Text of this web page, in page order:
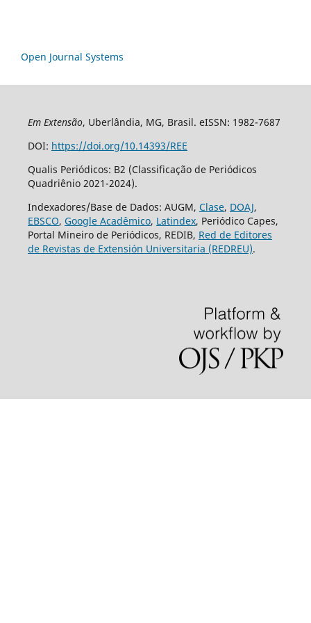
Open Journal Systems
Em Extensão, Uberlândia, MG, Brasil. eISSN: 1982-7687
DOI: https://doi.org/10.14393/REE
Qualis Periódicos: B2 (Classificação de Periódicos
Quadriênio 2021-2024).
Indexadores/Base de Dados: AUGM, Clase, DOAJ,
EBSCO, Google Acadêmico, Latindex, Periódico Capes,
Portal Mineiro de Periódicos, REDIB, Red de Editores
de Revistas de Extensión Universitaria (REDREU).